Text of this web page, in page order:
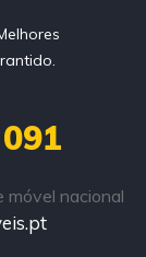
móvel nacional